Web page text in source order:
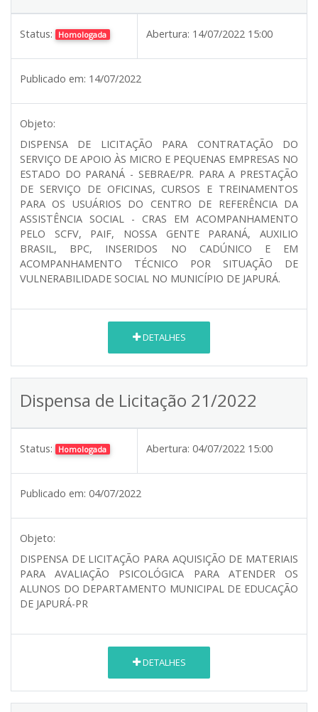
Status: Homologada Abertura: 14/07/2022 15:00
Publicado em: 14/07/2022
Objeto:
DISPENSA DE LICITAÇÃO PARA CONTRATAÇÃO DO
SERVIÇO DE APOIO ÀS MICRO E PEQUENAS EMPRESAS NO
ESTADO DO PARANÁ - SEBRAE/PR. PARA A PRESTAÇÃO
DE SERVIÇO DE OFICINAS, CURSOS E TREINAMENTOS
PARA OS USUÁRIOS DO CENTRO DE REFERÊNCIA DA
ASSISTÊNCIA SOCIAL - CRAS EM ACOMPANHAMENTO
PELO SCFV, PAIF, NOSSA GENTE PARANÁ, AUXILIO
BRASIL, BPC, INSERIDOS NO CADÚNICO E EM
ACOMPANHAMENTO TÉCNICO POR SITUAÇÃO DE
VULNERABILIDADE SOCIAL NO MUNICÍPIO DE JAPURÁ.
DETALHES
Dispensa de Licitação 21/2022
Status: Homologada Abertura: 04/07/2022 15:00
Publicado em: 04/07/2022
Objeto:
DISPENSA DE LICITAÇÃO PARA AQUISIÇÃO DE MATERIAIS
PARA AVALIAÇÃO PSICOLÓGICA PARA ATENDER OS
ALUNOS DO DEPARTAMENTO MUNICIPAL DE EDUCAÇÃO
DE JAPURÁ-PR
DETALHES